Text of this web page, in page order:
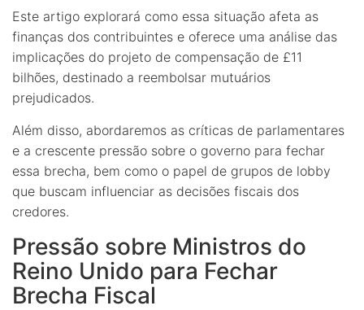
Este artigo explorará como essa situação afeta as
finanças dos contribuintes e oferece uma análise das
implicações do projeto de compensação de £11
bilhões, destinado a reembolsar mutuários
prejudicados.
Além disso, abordaremos as críticas de parlamentares
e a crescente pressão sobre o governo para fechar
essa brecha, bem como o papel de grupos de lobby
que buscam influenciar as decisões fiscais dos
credores.
Pressão sobre Ministros do
Reino Unido para Fechar
Brecha Fiscal